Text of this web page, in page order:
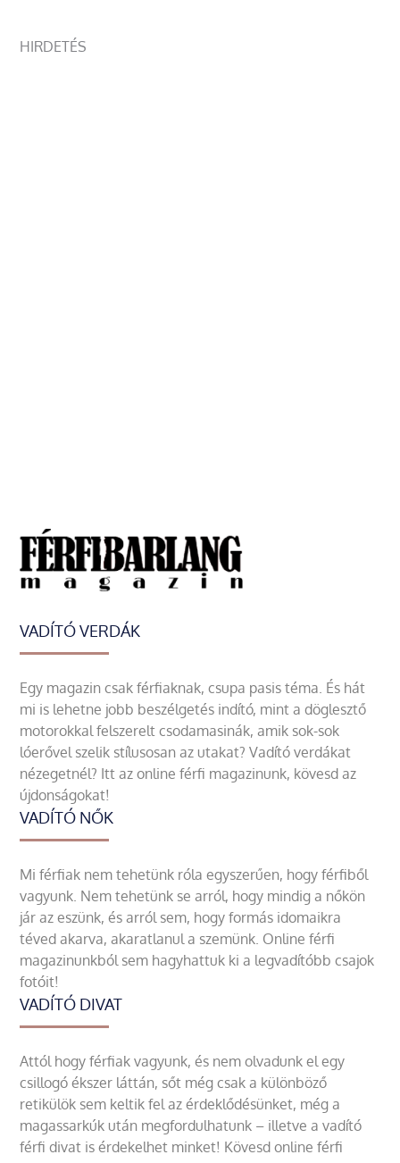
HIRDETÉS
VADÍTÓ VERDÁK
Egy magazin csak férfiaknak, csupa pasis téma. És hát
mi is lehetne jobb beszélgetés indító, mint a döglesztő
motorokkal felszerelt csodamasinák, amik sok-sok
lóerővel szelik stílusosan az utakat? Vadító verdákat
nézegetnél? Itt az online férfi magazinunk, kövesd az
újdonságokat!
VADÍTÓ NŐK
Mi férfiak nem tehetünk róla egyszerűen, hogy férfiből
vagyunk. Nem tehetünk se arról, hogy mindig a nőkön
jár az eszünk, és arról sem, hogy formás idomaikra
téved akarva, akaratlanul a szemünk. Online férfi
magazinunkból sem hagyhattuk ki a legvadítóbb csajok
fotóit!
VADÍTÓ DIVAT
Attól hogy férfiak vagyunk, és nem olvadunk el egy
csillogó ékszer láttán, sőt még csak a különböző
retikülök sem keltik fel az érdeklődésünket, még a
magassarkúk után megfordulhatunk – illetve a vadító
férfi divat is érdekelhet minket! Kövesd online férfi